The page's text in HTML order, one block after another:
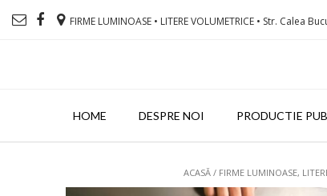
FIRME LUMINOASE • LITERE VOLUMETRICE • Str. Calea
HOME DESPRE NOI PRODUCTIE
ACASĂ/ FIRME LUMINOASE,